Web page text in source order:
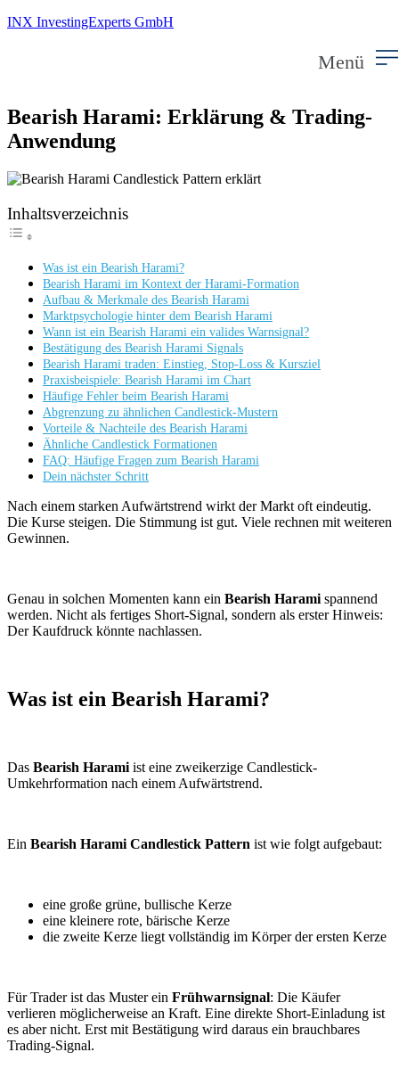
INX InvestingExperts GmbH
Menü
Bearish Harami: Erklärung & Trading-
Anwendung
Inhaltsverzeichnis
Was ist ein Bearish Harami?
Bearish Harami im Kontext der Harami-Formation
Aufbau & Merkmale des Bearish Harami
Marktpsychologie hinter dem Bearish Harami
Wann ist ein Bearish Harami ein valides Warnsignal?
Bestätigung des Bearish Harami Signals
Bearish Harami traden: Einstieg, Stop-Loss & Kursziel
Praxisbeispiele: Bearish Harami im Chart
Häufige Fehler beim Bearish Harami
Abgrenzung zu ähnlichen Candlestick-Mustern
Vorteile & Nachteile des Bearish Harami
Ähnliche Candlestick Formationen
FAQ: Häufige Fragen zum Bearish Harami
Dein nächster Schritt
Nach einem starken Aufwärtstrend wirkt der Markt oft eindeutig.
Die Kurse steigen. Die Stimmung ist gut. Viele rechnen mit weiteren
Gewinnen.
Genau in solchen Momenten kann ein Bearish Harami spannend
werden. Nicht als fertiges Short-Signal, sondern als erster Hinweis:
Der Kaufdruck könnte nachlassen.
Was ist ein Bearish Harami?
Das Bearish Harami ist eine zweikerzige Candlestick-
Umkehrformation nach einem Aufwärtstrend.
Ein Bearish Harami Candlestick Pattern ist wie folgt aufgebaut:
eine große grüne, bullische Kerze
eine kleinere rote, bärische Kerze
die zweite Kerze liegt vollständig im Körper der ersten Kerze
Für Trader ist das Muster ein Frühwarnsignal: Die Käufer
verlieren möglicherweise an Kraft. Eine direkte Short-Einladung ist
es aber nicht. Erst mit Bestätigung wird daraus ein brauchbares
Trading-Signal.